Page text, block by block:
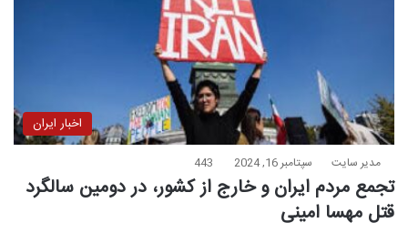
اخبار ایران
مدیر سایت سپتامبر 16, 2024 443
تجمع مردم ایران و خارج از کشور، در دومین سالگرد
قتل مهسا امینی